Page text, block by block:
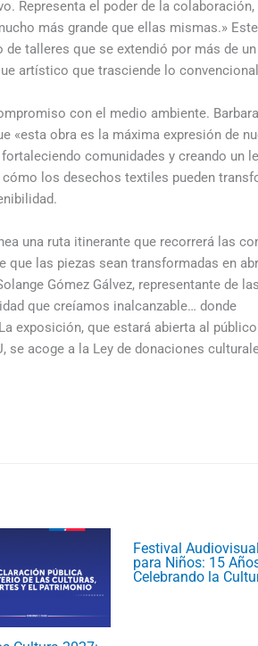
Representa el poder de la colaboración,
más grande que ellas mismas.» Este
talleres que se extendió por más de
artístico que trasciende lo
con el medio ambiente.
«esta obra es la máxima expresión de
comunidades y creando un
los desechos textiles pueden
una ruta itinerante que recorrerá las
las piezas sean transformadas en
Gómez Gálvez, representante de las
que creíamos inalcanzable… donde
exposición, que estará abierta al público
se acoge a la Ley de donaciones
Festival Audiovisual
para Niños: 15
Celebrando la